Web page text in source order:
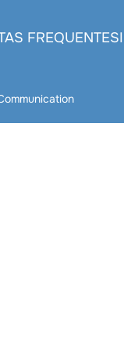
FREQUENTES